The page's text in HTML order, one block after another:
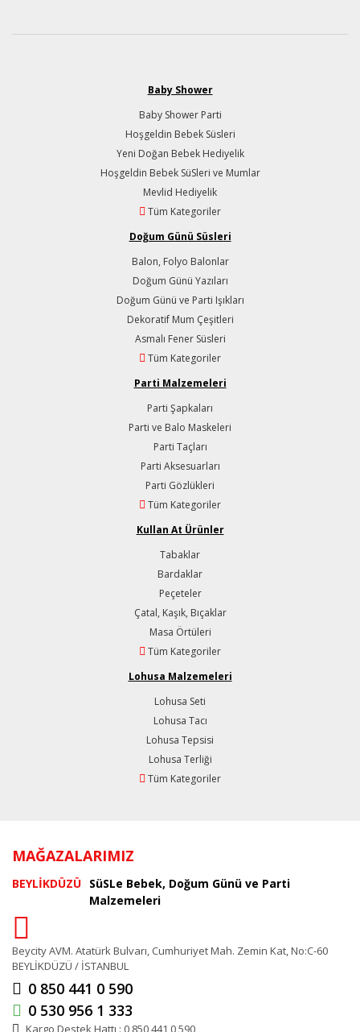
Baby Shower
Baby Shower Parti
Hoşgeldin Bebek Süsleri
Yeni Doğan Bebek Hediyelik
Hoşgeldin Bebek SüSleri ve Mumlar
Mevlid Hediyelik
Tüm Kategoriler
Doğum Günü Süsleri
Balon, Folyo Balonlar
Doğum Günü Yazıları
Doğum Günü ve Parti Işıkları
Dekoratif Mum Çeşitleri
Asmalı Fener Süsleri
Tüm Kategoriler
Parti Malzemeleri
Parti Şapkaları
Parti ve Balo Maskeleri
Parti Taçları
Parti Aksesuarları
Parti Gözlükleri
Tüm Kategoriler
Kullan At Ürünler
Tabaklar
Bardaklar
Peçeteler
Çatal, Kaşık, Bıçaklar
Masa Örtüleri
Tüm Kategoriler
Lohusa Malzemeleri
Lohusa Seti
Lohusa Tacı
Lohusa Tepsisi
Lohusa Terliği
Tüm Kategoriler
MAĞAZALARIMIZ
BEYLİKDÜZÜ SüSLe Bebek, Doğum Günü ve Parti
Malzemeleri
Beycity AVM. Atatürk Bulvarı, Cumhuriyet Mah. Zemin Kat, No:C-60
BEYLİKDÜZÜ / İSTANBUL
0 850 441 0 590
0 530 956 1 333
Kargo Destek Hattı : 0 850 441 0 590